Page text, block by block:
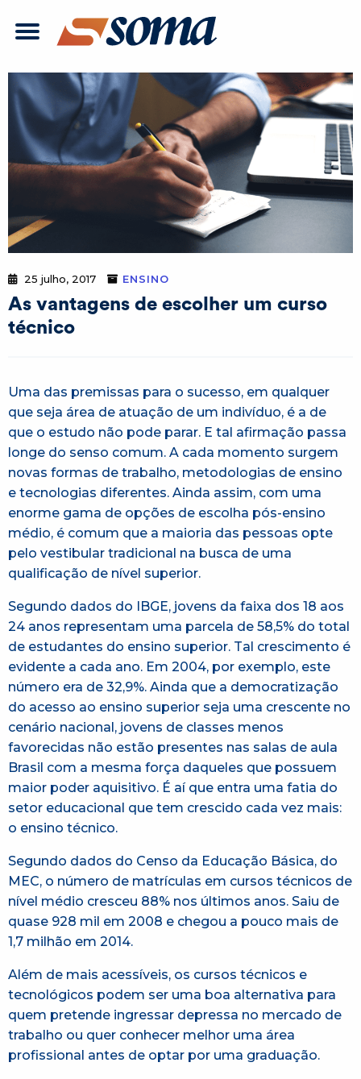
25 julho, 2017 ENSINO
As vantagens de escolher um curso
técnico
Uma das premissas para o sucesso, em qualquer
que seja área de atuação de um indivíduo, é a de
que o estudo não pode parar. E tal afirmação passa
longe do senso comum. A cada momento surgem
novas formas de trabalho, metodologias de ensino
e tecnologias diferentes. Ainda assim, com uma
enorme gama de opções de escolha pós-ensino
médio, é comum que a maioria das pessoas opte
pelo vestibular tradicional na busca de uma
qualificação de nível superior.
Segundo dados do IBGE, jovens da faixa dos 18 aos
24 anos representam uma parcela de 58,5% do total
de estudantes do ensino superior. Tal crescimento é
evidente a cada ano. Em 2004, por exemplo, este
número era de 32,9%. Ainda que a democratização
do acesso ao ensino superior seja uma crescente no
cenário nacional, jovens de classes menos
favorecidas não estão presentes nas salas de aula
Brasil com a mesma força daqueles que possuem
maior poder aquisitivo. É aí que entra uma fatia do
setor educacional que tem crescido cada vez mais:
o ensino técnico.
Segundo dados do Censo da Educação Básica, do
MEC, o número de matrículas em cursos técnicos de
nível médio cresceu 88% nos últimos anos. Saiu de
quase 928 mil em 2008 e chegou a pouco mais de
1,7 milhão em 2014.
Além de mais acessíveis, os cursos técnicos e
tecnológicos podem ser uma boa alternativa para
quem pretende ingressar depressa no mercado de
trabalho ou quer conhecer melhor uma área
profissional antes de optar por uma graduação.